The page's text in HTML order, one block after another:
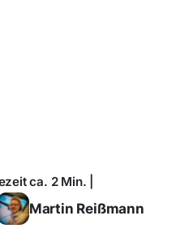
ca. 2 Min. |
Martin Reißmann